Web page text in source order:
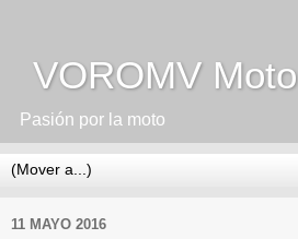
VOROMV Moto
Pasión por la moto
11 MAYO 2016